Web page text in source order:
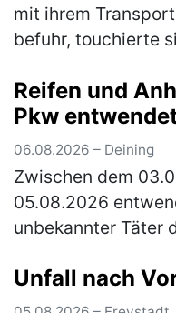
mit ihrem
befuhr, touchierte
33-jährigen
Reifen und
Pkw
06.08.2026 – Deining
Zwischen dem
05.08.2026
unbekannter Täter
samt E-Satz von
Parkplatz n…(mehr)
Unfall nach